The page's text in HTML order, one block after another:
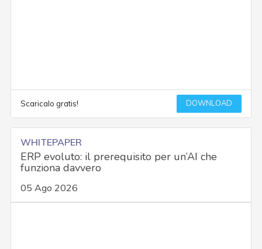
Scaricalo gratis! DOWNLOAD
WHITEPAPER
ERP evoluto: il prerequisito per un’AI che
funziona davvero
05 Ago 2026